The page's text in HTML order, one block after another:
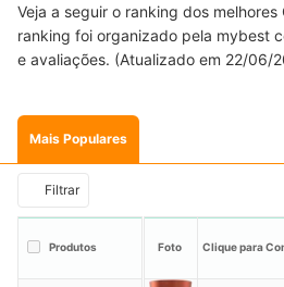
Veja a seguir o ranking dos melhores
ranking foi organizado pela mybest
e avaliações. (Atualizado em 22/06/
Mais Populares
Filtrar
Produtos Foto Clique para